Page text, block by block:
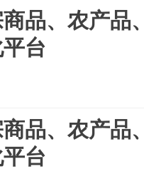
品、农产品
台
品、农产品
台